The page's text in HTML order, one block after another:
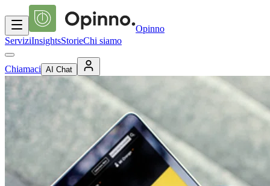
Opinno
ServiziInsightsStorieChi siamo
Chiamaci AI Chat